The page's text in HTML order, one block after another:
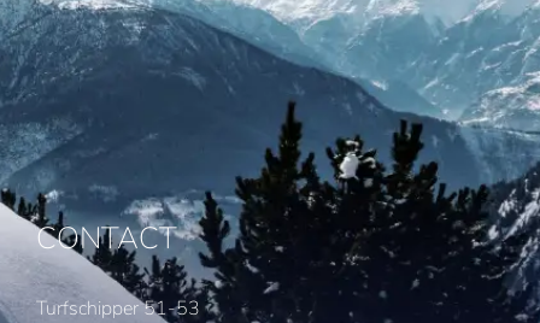
CONTACT
Turfschipper 51-53